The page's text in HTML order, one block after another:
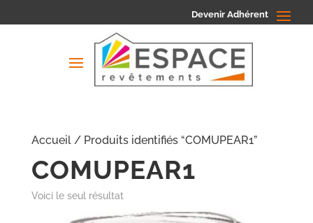
Devenir Adhérent
Accueil/ Produits identifiés “COMUPEAR1”
COMUPEAR1
Voici le seul résultat